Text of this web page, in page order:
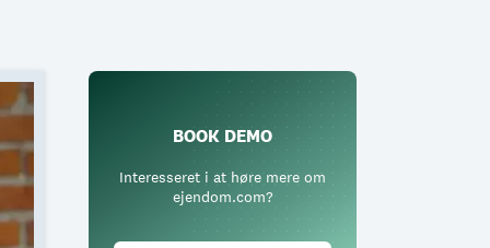
BOOK DEMO
Interesseret i at høre mere om
ejendom.com?